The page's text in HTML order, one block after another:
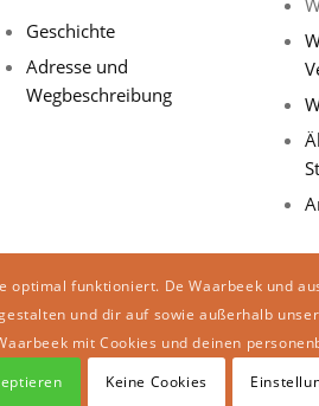
Geschichte
Adresse und
Wegbeschreibung
funktioniert. De Waarbeek und
und dir auf sowie außerhalb
mit Cookies und deinen
Keine Cookies